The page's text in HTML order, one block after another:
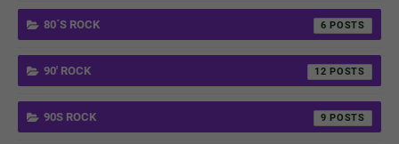
80´S ROCK 6
90' ROCK 12
90S ROCK 9